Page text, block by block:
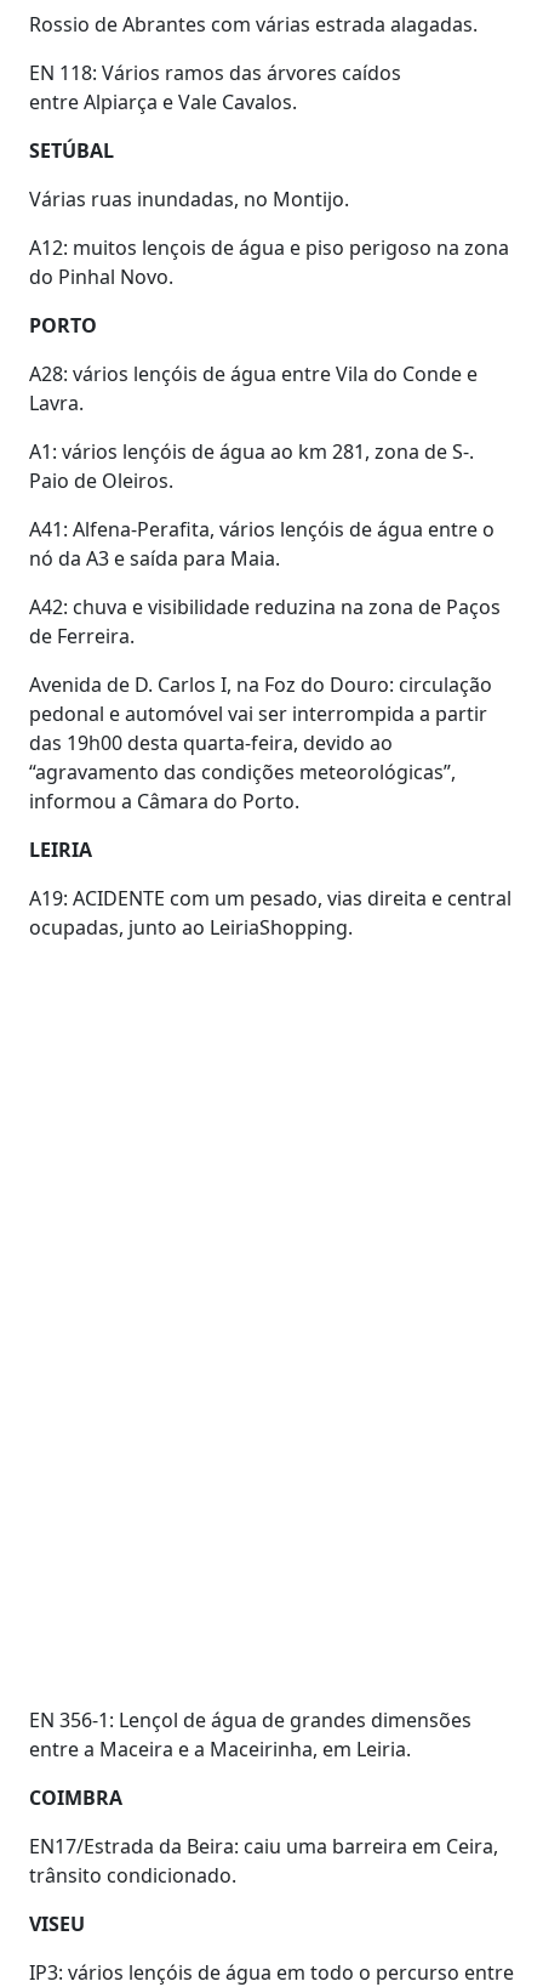
Rossio de Abrantes com várias estrada alagadas.
EN 118: Vários ramos das árvores caídos
entre Alpiarça e Vale Cavalos.
SETÚBAL
Várias ruas inundadas, no Montijo.
A12: muitos lençois de água e piso perigoso na zona
do Pinhal Novo.
PORTO
A28: vários lençóis de água entre Vila do Conde e
Lavra.
A1: vários lençóis de água ao km 281, zona de S-.
Paio de Oleiros.
A41: Alfena-Perafita, vários lençóis de água entre o
nó da A3 e saída para Maia.
A42: chuva e visibilidade reduzina na zona de Paços
de Ferreira.
Avenida de D. Carlos I, na Foz do Douro: circulação
pedonal e automóvel vai ser interrompida a partir
das 19h00 desta quarta-feira, devido ao
“agravamento das condições meteorológicas”,
informou a Câmara do Porto.
LEIRIA
A19: ACIDENTE com um pesado, vias direita e central
ocupadas, junto ao LeiriaShopping.
EN 356-1: Lençol de água de grandes dimensões
entre a Maceira e a Maceirinha, em Leiria.
COIMBRA
EN17/Estrada da Beira: caiu uma barreira em Ceira,
trânsito condicionado.
VISEU
IP3: vários lençóis de água em todo o percurso entre